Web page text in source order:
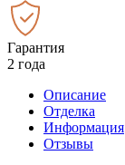
Гарантия
2 года
Описание
Отделка
Информация
Отзывы